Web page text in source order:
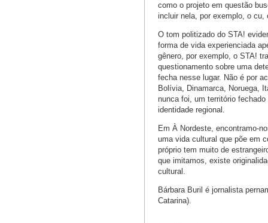
como o projeto em questão
incluir nela, por exemplo, o
O tom politizado do STA!
forma de vida experienciada
gênero, por exemplo, o STA!
questionamento sobre uma
fecha nesse lugar. Não é por
Bolívia, Dinamarca, Noruega,
nunca foi, um território
identidade regional.
Em À Nordeste, encontramo-
uma vida cultural que põe em
próprio tem muito de
que imitamos, existe
cultural.
Bárbara Buril é jornalista
Catarina).